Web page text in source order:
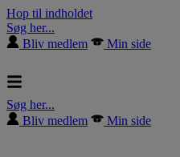
Hop til indholdet
Søg her...
Bliv medlem
Min side
Søg her...
Bliv medlem
Min side